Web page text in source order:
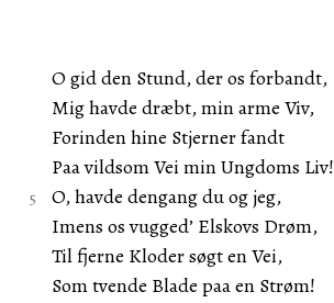
O gid den Stund, der os forbandt,
Mig havde dræbt, min arme Viv,
Forinden hine Stjerner fandt
Paa vildsom Vei min Ungdoms Liv!
O, havde dengang du og jeg,
Imens os vugged’ Elskovs Drøm,
Til fjerne Kloder søgt en Vei,
Som tvende Blade paa en Strøm!